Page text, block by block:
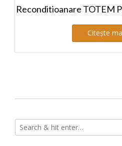
Reconditioanare TOTEM
Citește